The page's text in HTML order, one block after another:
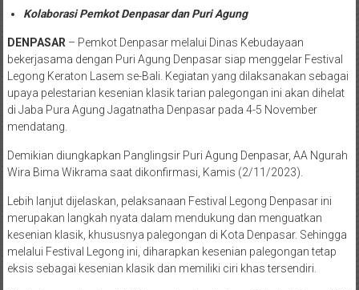
Kolaborasi Pemkot Denpasar dan Puri Agung
DENPASAR – Pemkot Denpasar melalui Dinas Kebudayaan
bekerjasama dengan Puri Agung Denpasar siap menggelar Festival
Legong Keraton Lasem se-Bali. Kegiatan yang dilaksanakan sebagai
upaya pelestarian kesenian klasik tarian palegongan ini akan dihelat
di Jaba Pura Agung Jagatnatha Denpasar pada 4-5 November
mendatang.
Demikian diungkapkan Panglingsir Puri Agung Denpasar, AA Ngurah
Wira Bima Wikrama saat dikonfirmasi, Kamis (2/11/2023).
Lebih lanjut dijelaskan, pelaksanaan Festival Legong Denpasar ini
merupakan langkah nyata dalam mendukung dan menguatkan
kesenian klasik, khususnya palegongan di Kota Denpasar. Sehingga
melalui Festival Legong ini, diharapkan kesenian palegongan tetap
eksis sebagai kesenian klasik dan memiliki ciri khas tersendiri.